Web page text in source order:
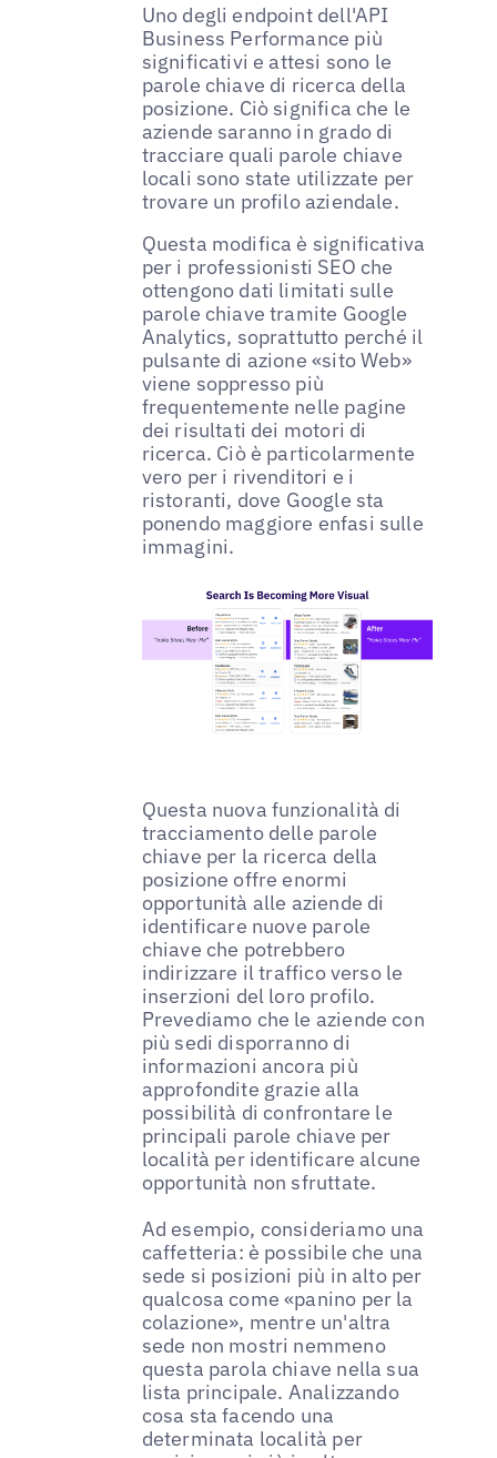
Uno degli endpoint dell'API
Business Performance più
significativi e attesi sono le
parole chiave di ricerca della
posizione. Ciò significa che le
aziende saranno in grado di
tracciare quali parole chiave
locali sono state utilizzate per
trovare un profilo aziendale.
Questa modifica è significativa
per i professionisti SEO che
ottengono dati limitati sulle
parole chiave tramite Google
Analytics, soprattutto perché il
pulsante di azione «sito Web»
viene soppresso più
frequentemente nelle pagine
dei risultati dei motori di
ricerca. Ciò è particolarmente
vero per i rivenditori e i
ristoranti, dove Google sta
ponendo maggiore enfasi sulle
immagini.
Questa nuova funzionalità di
tracciamento delle parole
chiave per la ricerca della
posizione offre enormi
opportunità alle aziende di
identificare nuove parole
chiave che potrebbero
indirizzare il traffico verso le
inserzioni del loro profilo.
Prevediamo che le aziende con
più sedi disporranno di
informazioni ancora più
approfondite grazie alla
possibilità di confrontare le
principali parole chiave per
località per identificare alcune
opportunità non sfruttate.
Ad esempio, consideriamo una
caffetteria: è possibile che una
sede si posizioni più in alto per
qualcosa come «panino per la
colazione», mentre un'altra
sede non mostri nemmeno
questa parola chiave nella sua
lista principale. Analizzando
cosa sta facendo una
determinata località per